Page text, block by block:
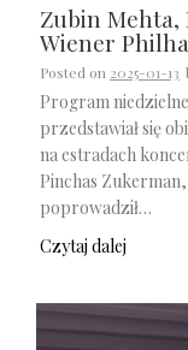
Zubin
Wiener
Posted on 2025-01-13
Program
przedstawiał się
na estradach
Pinchas
poprowadził…
Czytaj dalej